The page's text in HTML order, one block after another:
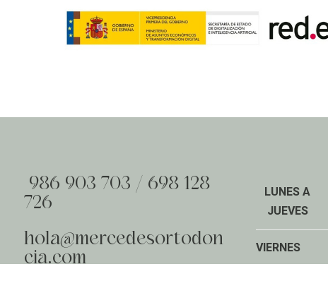
986 903 703 / 698 128
726
hola@mercedesortodon
cia.com
LUNES A
JUEVES
VIERNES